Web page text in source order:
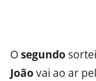
O segundo
João vai ao ar